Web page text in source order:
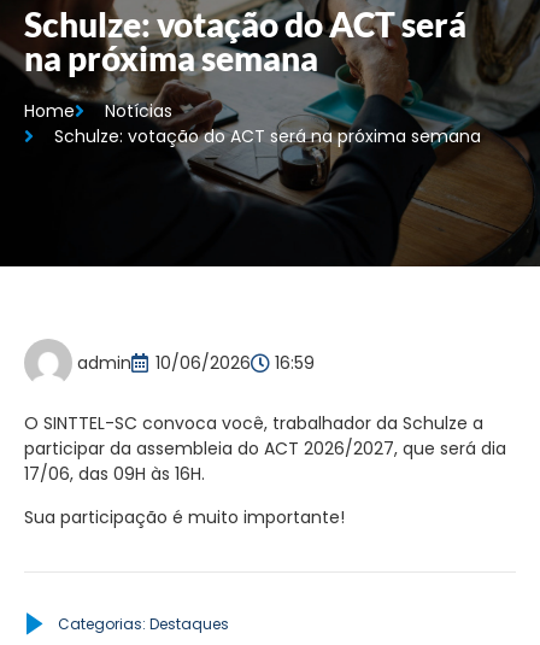
Schulze: votação do ACT será
na próxima semana
Home
Notícias
Schulze: votação do ACT será na próxima semana
admin 10/06/2026 16:59
O SINTTEL-SC convoca você, trabalhador da Schulze a
participar da assembleia do ACT 2026/2027, que será dia
17/06, das 09H às 16H.
Sua participação é muito importante!
Categorias: Destaques